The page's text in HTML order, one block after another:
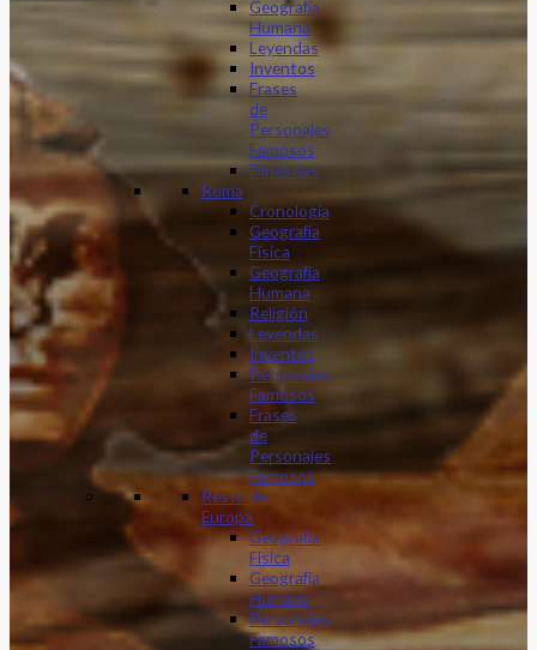
Geografía
Humana
Leyendas
Inventos
Frases
de
Personajes
Famosos
Dinastias
Roma
Cronología
Geografía
Física
Geografía
Humana
Religión
Leyendas
Inventos
Personajes
Famosos
Frases
de
Personajes
Famosos
Resto de
Europa
Geografía
Física
Geografía
Humana
Personajes
Famosos